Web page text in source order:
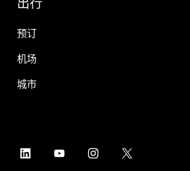
出行
预订
机场
城市